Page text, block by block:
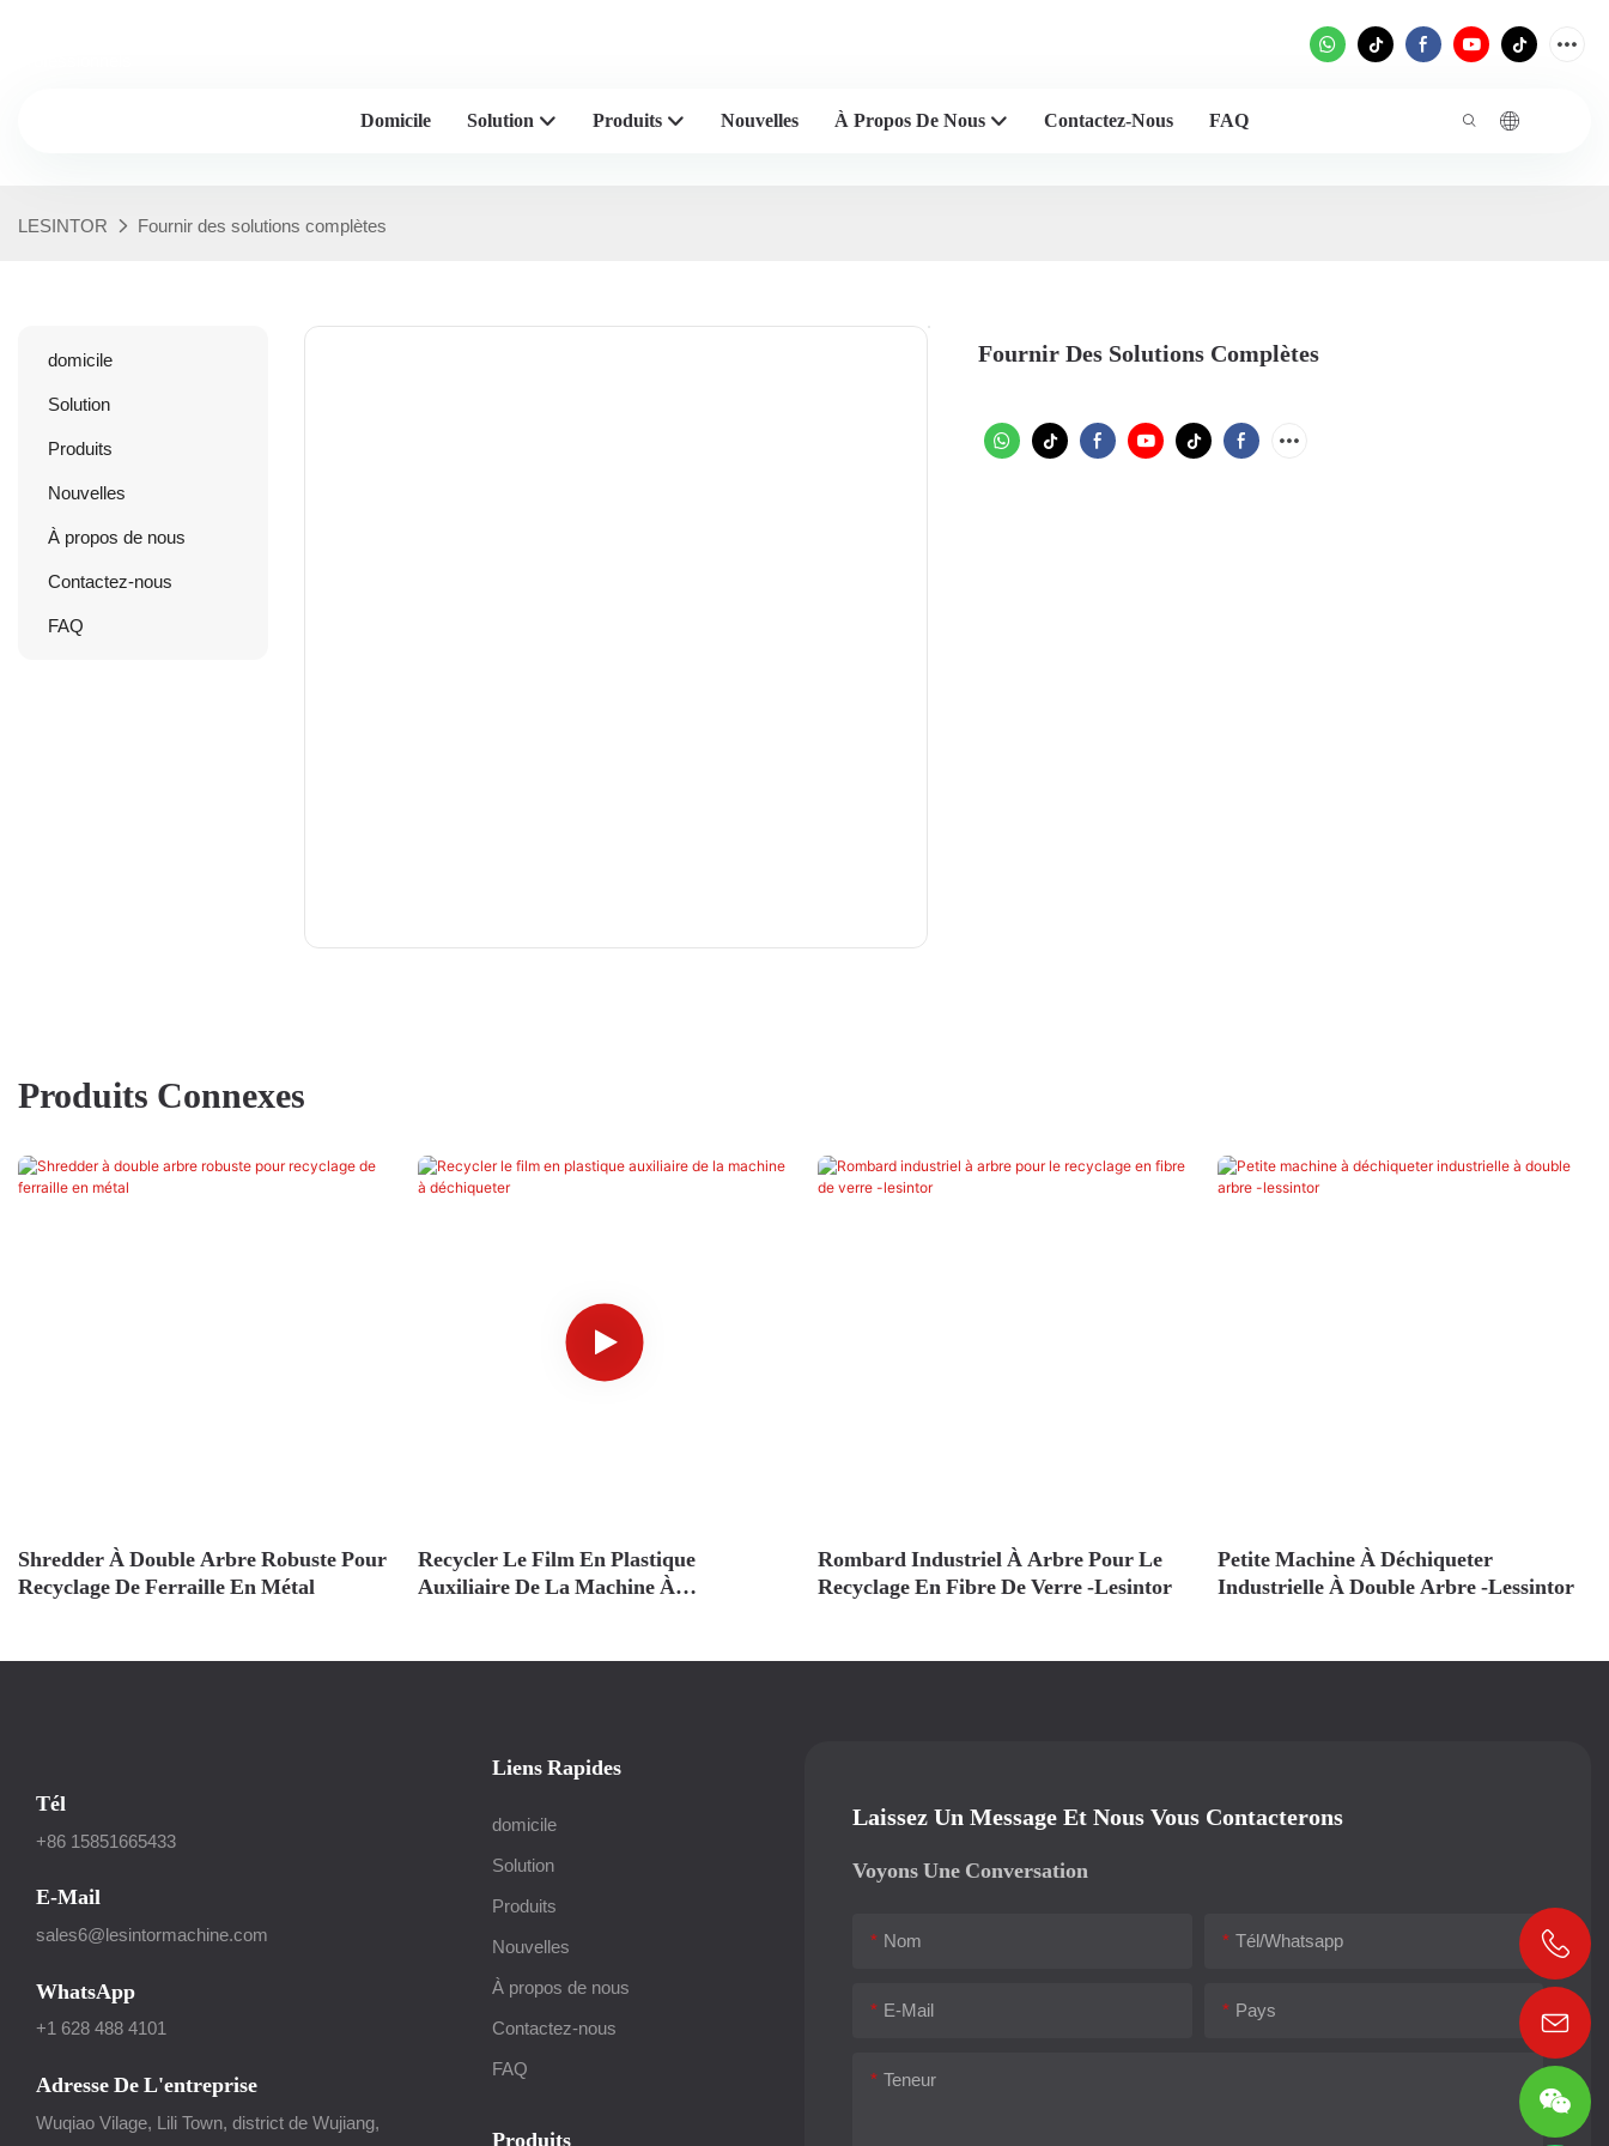
Domicile Solution Produits Nouvelles À Propos De Nous Contactez-Nous FAQ
LESINTOR Fournir des solutions complètes
domicile
Solution
Produits
Nouvelles
À propos de nous
Contactez-nous
FAQ
Fournir Des Solutions Complètes
Produits Connexes
Shredder À Double Arbre Robuste Pour
Recyclage De Ferraille En Métal
Recycler Le Film En Plastique
Auxiliaire De La Machine À
Rombard Industriel À Arbre Pour Le
Recyclage En Fibre De Verre -lesintor
Petite Machine À Déchiqueter
Industrielle À Double Arbre -lessintor
Tél
+86 15851665433
E-Mail
sales6@lesintormachine.com
WhatsApp
+1 628 488 4101
Adresse De L'entreprise
Wuqiao Vilage, Lili Town, district de Wujiang,
Liens Rapides
domicile
Solution
Produits
Nouvelles
À propos de nous
Contactez-nous
FAQ
Produits
Laissez Un Message Et Nous Vous Contacterons
Voyons Une Conversation
Nom Tél/whatsapp
E-Mail Pays
Teneur